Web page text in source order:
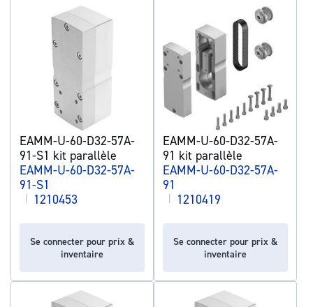
EAMM-U-60-D32-57A-
91-S1 kit parallèle
EAMM-U-60-D32-57A-
91-S1
| 1210453
Se connecter pour prix &
inventaire
EAMM-U-60-D32-57A-
91 kit parallèle
EAMM-U-60-D32-57A-
91
| 1210419
Se connecter pour prix &
inventaire